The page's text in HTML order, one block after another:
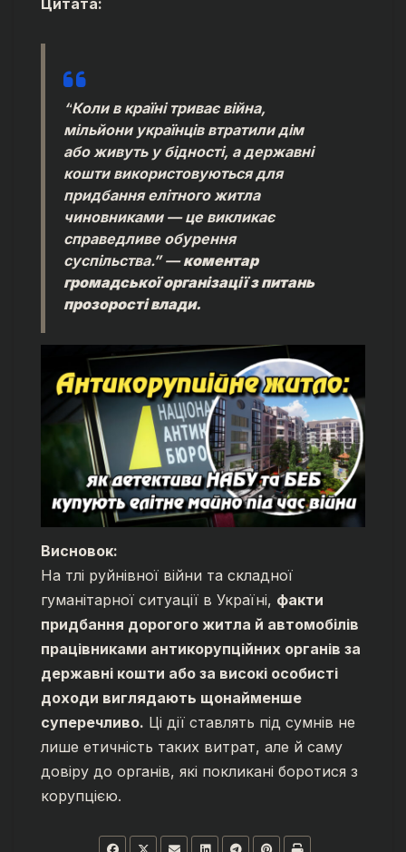
“Коли в країні триває війна,
мільйони українців втратили дім
або живуть у бідності, а державні
кошти використовуються для
придбання елітного житла
чиновниками — це викликає
справедливе обурення
суспільства.” —коментар
громадської організації з питань
прозорості влади.
Висновок:
На тлі руйнівної війни та складної
гуманітарної ситуації в Україні, факти
придбання дорогого житла й автомобілів
працівниками антикорупційних органів за
державні кошти або за високі особисті
доходи виглядають щонайменше
суперечливо. Ці дії ставлять під сумнів не
лише етичність таких витрат, але й саму
довіру до органів, які покликані боротися з
корупцією.